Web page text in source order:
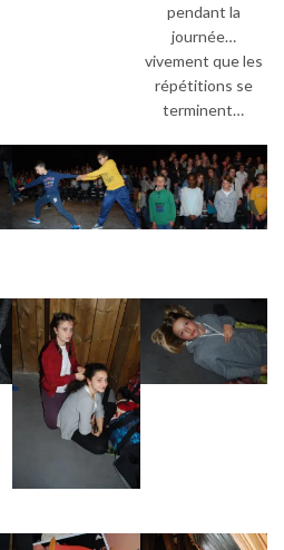
pendant la
journée…
vivement que les
répétitions se
terminent…